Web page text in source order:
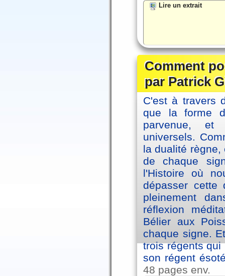
Lire un extrait
Comment
par Patrick
C'est à travers
que la forme
parvenue, et
universels.
la dualité
de chaque
l'Histoire où
dépasser cette
pleinement
réflexion
Bélier aux
chaque signe.
trois régents
son régent
48 pages env.